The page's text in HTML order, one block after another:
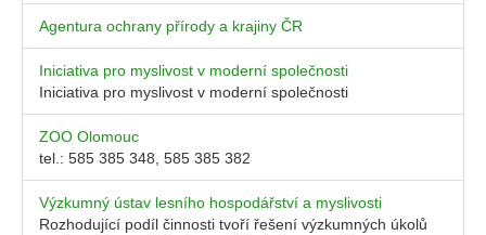
Agentura ochrany přírody a krajiny ČR
Iniciativa pro myslivost v moderní společnosti
Iniciativa pro myslivost v moderní společnosti
ZOO Olomouc
tel.: 585 385 348, 585 385 382
Výzkumný ústav lesního hospodářství a myslivosti
Rozhodující podíl činnosti tvoří řešení výzkumných úkolů